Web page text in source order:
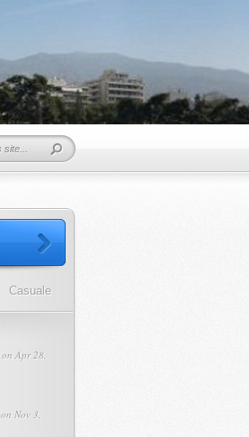
Casuale
on Apr 28,
on Nov 3,